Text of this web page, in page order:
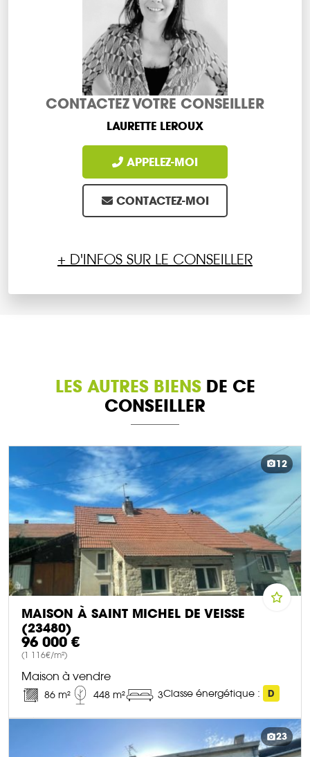
CONTACTEZ VOTRE CONSEILLER
LAURETTE LEROUX
APPELEZ-MOI
CONTACTEZ-MOI
+ D'INFOS SUR LE CONSEILLER
LES AUTRES BIENSDE CE
CONSEILLER
12
MAISON À SAINT MICHEL DE VEISSE
(23480)
96 000 €
(1 116€/m²)
Maison à vendre
86 m² 448 m² 3Classe énergétique : D
23